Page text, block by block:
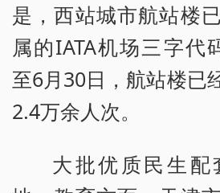
是，西站城市航站楼
属的IATA机场三字
至6月30日，航站楼已
2.4万余人次。
大批优质民生配